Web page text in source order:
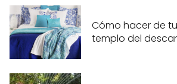
Cómo hacer de
templo del